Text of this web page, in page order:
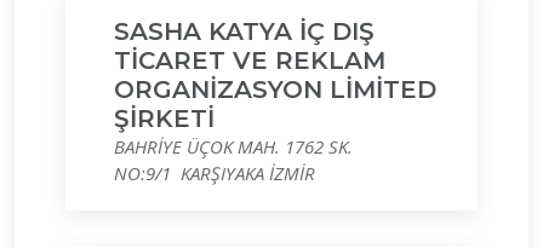
SASHA KATYA İÇ DIŞ
TİCARET VE REKLAM
ORGANİZASYON LİMİTED
ŞİRKETİ
BAHRİYE ÜÇOK MAH. 1762 SK.
NO:9/1 KARŞIYAKA İZMİR